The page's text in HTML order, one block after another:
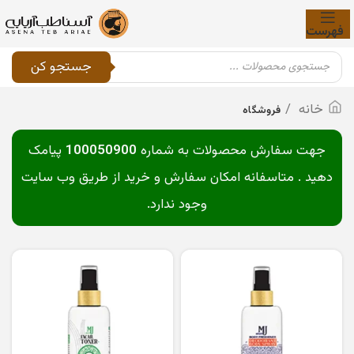
فهرست
جستجو کن
خانه فروشگاه
جهت سفارش محصولات به شماره 100050900 پیامک
دهید . متاسفانه امکان سفارش و خرید از طریق وب سایت
وجود ندارد.